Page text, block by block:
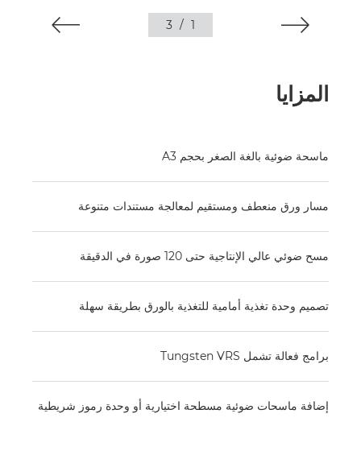
1
/
3
المزايا
ماسحة ضوئية بالغة الصغر بحجم A3
مسار ورق منعطف ومستقيم لمعالجة مستندات متنوعة
مسح ضوئي عالي الإنتاجية حتى 120 صورة في الدقيقة
تصميم وحدة تغذية أمامية للتغذية بالورق بطريقة سهلة
برامج فعالة تشمل Tungsten VRS
إضافة ماسحات ضوئية مسطحة اختيارية أو وحدة رموز شريطية